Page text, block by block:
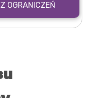
OGRANICZEŃ